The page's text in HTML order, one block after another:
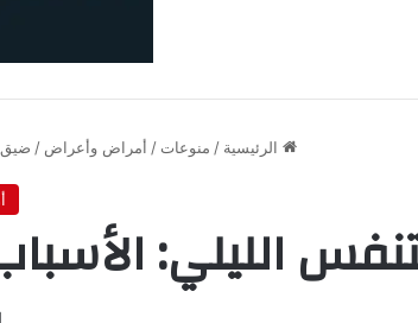
الرئيسية / منوعات / أمراض وأعراض / ضيق
الليلي: